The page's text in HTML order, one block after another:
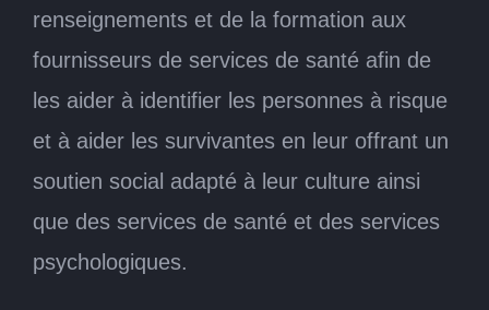
renseignements et de la formation aux
fournisseurs de services de santé afin de
les aider à identifier les personnes à risque
et à aider les survivantes en leur offrant un
soutien social adapté à leur culture ainsi
que des services de santé et des services
psychologiques.